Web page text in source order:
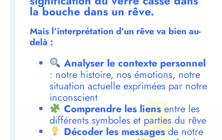
la bouche dans un rêve.
Mais l’interprétation d’un rêve va bien au-
delà :
Analyser le contexte personnel
: notre histoire, nos émotions, notre
situation actuelle exprimées par notre
inconscient
Comprendre les liensentre les
différents symboles et parties du rêve
Décoder les messagesde notre